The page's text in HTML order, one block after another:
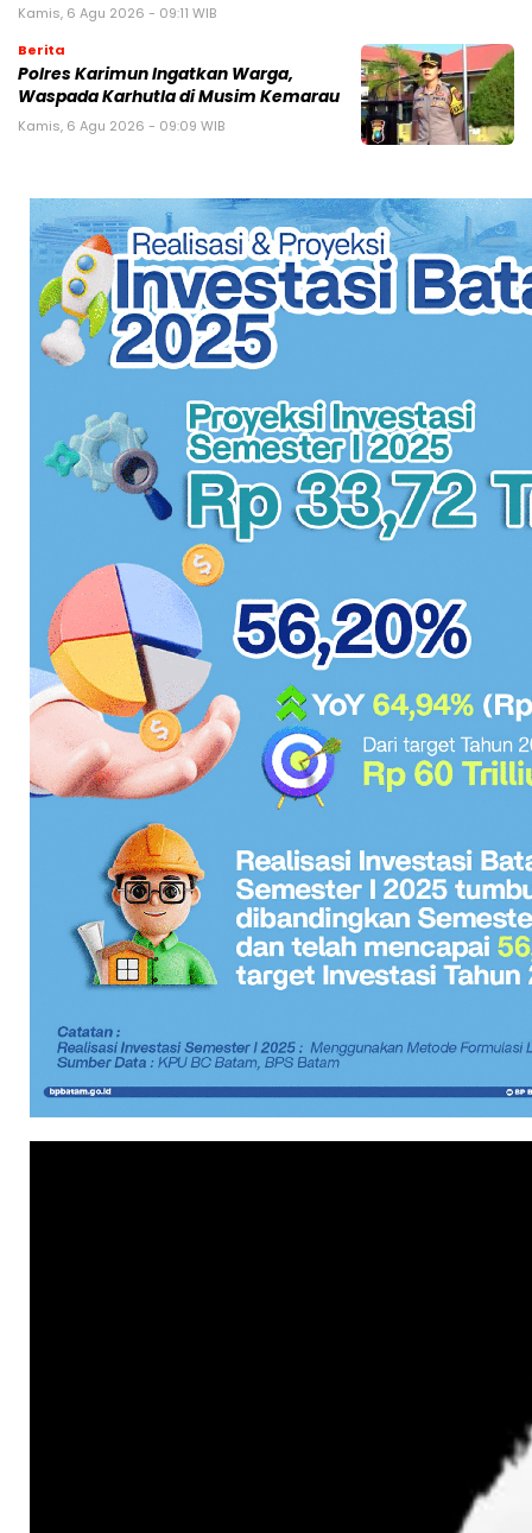
Kamis, 6 Agu 2026 - 09:11 WIB
Berita
Polres Karimun Ingatkan Warga,
Waspada Karhutla di Musim Kemarau
Kamis, 6 Agu 2026 - 09:09 WIB